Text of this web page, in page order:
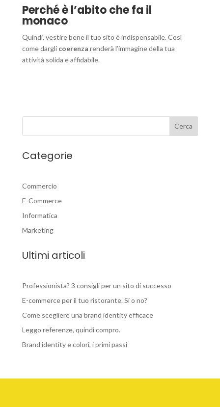
Perché è l’abito che fa il
monaco
Quindi, vestire bene il tuo sito è indispensabile. Così
come dargli coerenza renderà l’immagine della tua
attività solida e affidabile.
Categorie
Commercio
E-Commerce
Informatica
Marketing
Ultimi articoli
Professionista? 3 consigli per un sito di successo
E-commerce per il tuo ristorante. Si o no?
Come scegliere una brand identity efficace
Leggo referenze, quindi compro.
Brand identity e colori, i primi passi